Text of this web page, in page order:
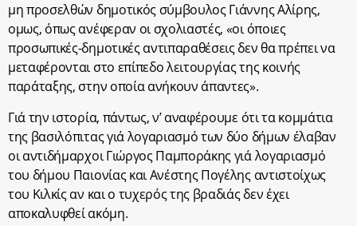
μη προσελθών δημοτικός σύμβουλος Γιάννης Αλίρης,
ομως, όπως ανέφεραν οι σχολιαστές, «οι όποιες
προσωπικές-δημοτικές αντιπαραθέσεις δεν θα πρέπει να
μεταφέρονται στο επίπεδο λειτουργίας της κοινής
παράταξης, στην οποία ανήκουν άπαντες».
Γιά την ιστορία, πάντως, ν’ αναφέρουμε ότι τα κομμάτια
της βασιλόπιτας γιά λογαριασμό των δύο δήμων έλαβαν
οι αντιδήμαρχοι Γιώργος Παμποράκης γιά λογαριασμό
του δήμου Παιονίας και Ανέστης Πογέλης αντιστοίχως
του Κιλκίς αν και ο τυχερός της βραδιάς δεν έχει
αποκαλυφθεί ακόμη.